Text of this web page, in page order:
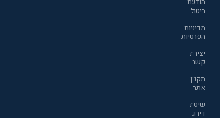
הודעת
ביטול
מדיניות
הפרטיות
יצירת
קשר
תקנון
אתר
שיטת
דירוג